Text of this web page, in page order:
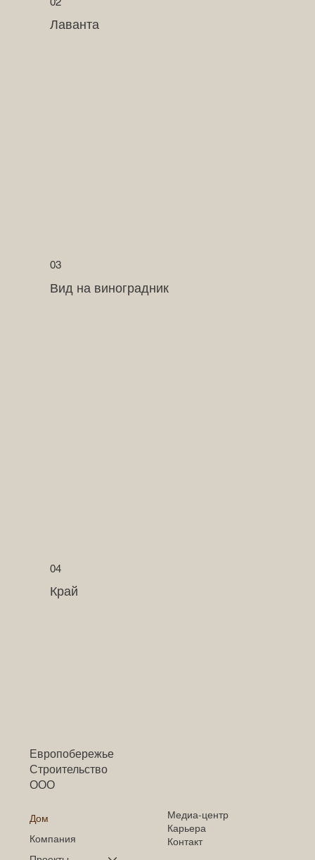
Лаванта
03
Вид на виноградник
04
Край
Европобережье
Строительство
ООО
Дом
Компания
Медиа-центр
Карьера
Контакт